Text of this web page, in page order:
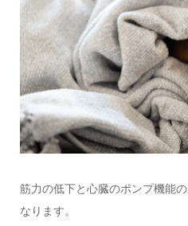
筋力の低下と心臓のポンプ機能
なります。